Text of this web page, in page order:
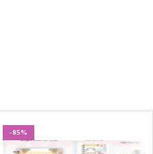
-85%